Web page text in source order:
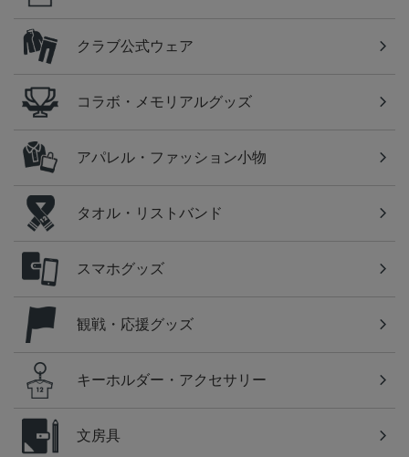
クラブ公式ウェア
コラボ・メモリアルグッズ
アパレル・ファッション小物
タオル・リストバンド
スマホグッズ
観戦・応援グッズ
キーホルダー・アクセサリー
文房具